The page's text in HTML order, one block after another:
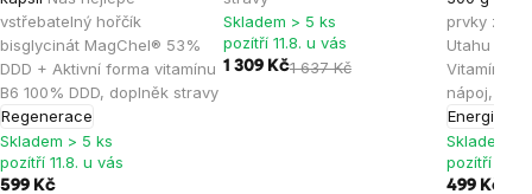
vstřebatelný hořčík
bisglycinát MagChel® 53%
DDD + Aktivní forma vitamínu
B6 100% DDD, doplněk stravy
Regenerace
4,9
z
5
hvězdiček.
Skladem > 5 ks
pozítří 11.8. u vás
599 Kč
5,0
z
Skladem > 5 ks
pozítří 11.8. u vás
1 309 Kč1 637 Kč
prvky ze
Utahu +
Vitamín B6
nápoj,
Energie
4,8
z
5
Skladem >
pozítří 11.8.
499 Kč